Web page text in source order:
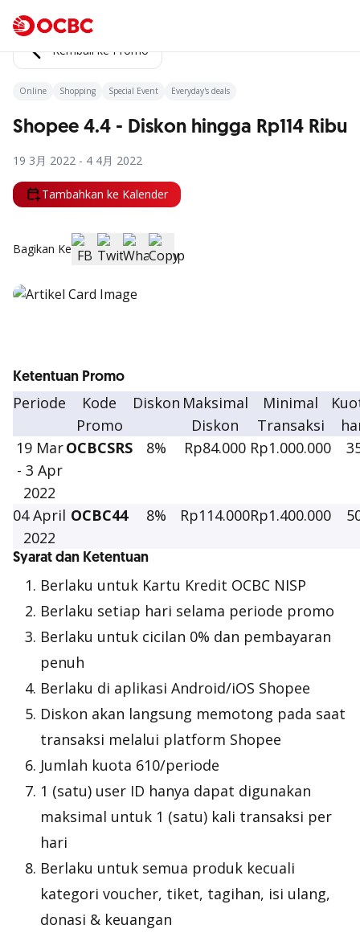
Kembali ke Promo
Online Shopping Special Event Everyday's deals
Shopee 4.4 - Diskon hingga Rp114 Ribu
19 3月 2022 - 4 4月 2022
Tambahkan ke Kalender
Bagikan Ke
Ketentuan Promo
Periode
Kode
Promo
Diskon Maksimal
Diskon
Minimal
Transaksi
19 Mar
- 3 Apr
2022
OCBCSRS 8% Rp84.000 Rp1.000.000
04 April
2022
OCBC44 8% Rp114.000Rp1.400.000
Syarat dan Ketentuan
Berlaku untuk Kartu Kredit OCBC NISP
Berlaku setiap hari selama periode promo
Berlaku untuk cicilan 0% dan pembayaran
penuh
Berlaku di aplikasi Android/iOS Shopee
Diskon akan langsung memotong pada saat
transaksi melalui platform Shopee
Jumlah kuota 610/periode
1 (satu) user ID hanya dapat digunakan
maksimal untuk 1 (satu) kali transaksi per
hari
Berlaku untuk semua produk kecuali
kategori voucher, tiket, tagihan, isi ulang,
donasi & keuangan